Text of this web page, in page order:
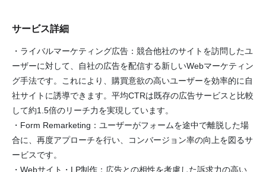
サービス詳細
・ライバルマーケティング広告：競合他社のサイトを訪問したユ
ーザーに対して、自社の広告を配信する新しいWebマーケティン
グ手法です。これにより、購買意欲の高いユーザーを効率的に自
社サイトに誘導できます。平均CTRは既存の広告サービスと比較
して約1.5倍のリーチ力を実現しています。
・Form Remarketing：ユーザーがフォームを途中で離脱した場
合に、再度アプローチを行い、コンバージョン率の向上を図るサ
ービスです。
・Webサイト・LP制作：広告との相性を考慮した訴求力の高い